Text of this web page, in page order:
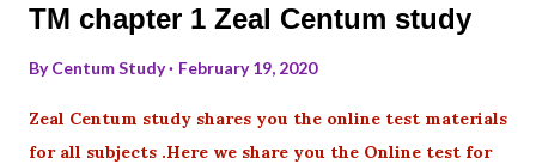
TM chapter 1 Zeal Centum study
ByCentum Study February 19, 2020
Zeal Centum study shares you the online test materials
for all subjects .Here we share you the Online test for